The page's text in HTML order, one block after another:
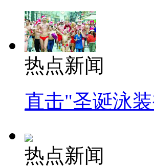
热点新闻
直击"圣诞泳
热点新闻